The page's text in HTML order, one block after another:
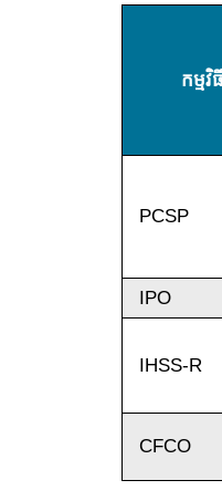
កម្មវិ
PCSP
IPO
IHSS-R
CFCO